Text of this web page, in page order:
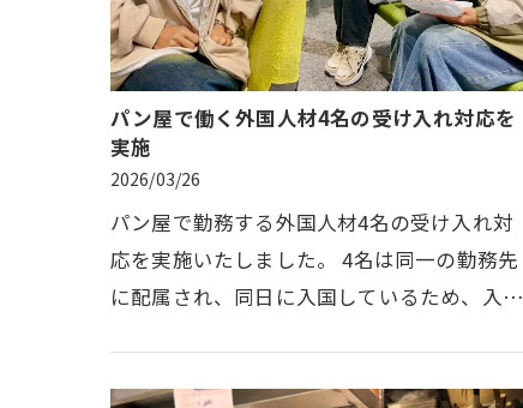
パン屋で働く外国人材4名の受け入れ対応を
実施
2026/03/26
パン屋で勤務する外国人材4名の受け入れ対
応を実施いたしました。 4名は同一の勤務先
に配属され、同日に入国しているため、入国